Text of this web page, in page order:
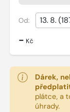
Od:
- Kč
Dárek,
plátce, a
úhrady.